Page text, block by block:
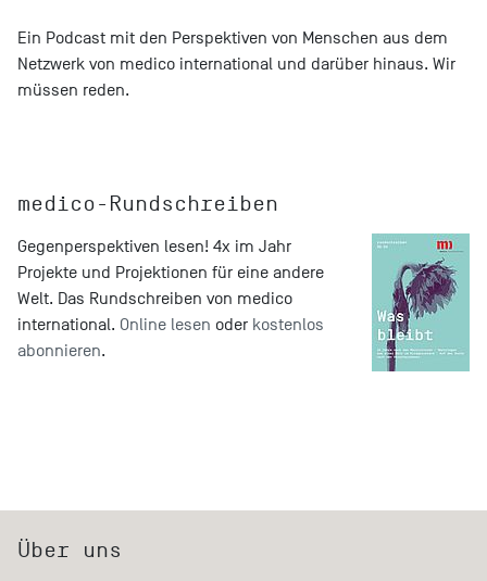
Ein Podcast mit den Perspektiven von Menschen aus dem
Netzwerk von medico international und darüber hinaus. Wir
müssen reden.
medico-Rundschreiben
Gegenperspektiven lesen! 4x im Jahr
Projekte und Projektionen für eine andere
Welt. Das Rundschreiben von medico
international. Online lesen oder kostenlos
abonnieren.
Über uns